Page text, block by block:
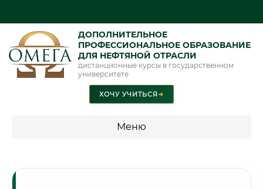
ДОПОЛНИТЕЛЬНОЕ
ПРОФЕССИОНАЛЬНОЕ ОБРАЗОВАНИЕ
ДЛЯ НЕФТЯНОЙ ОТРАСЛИ
дистанционные курсы в государственном
университете
ХОЧУ УЧИТЬСЯ➜
Меню